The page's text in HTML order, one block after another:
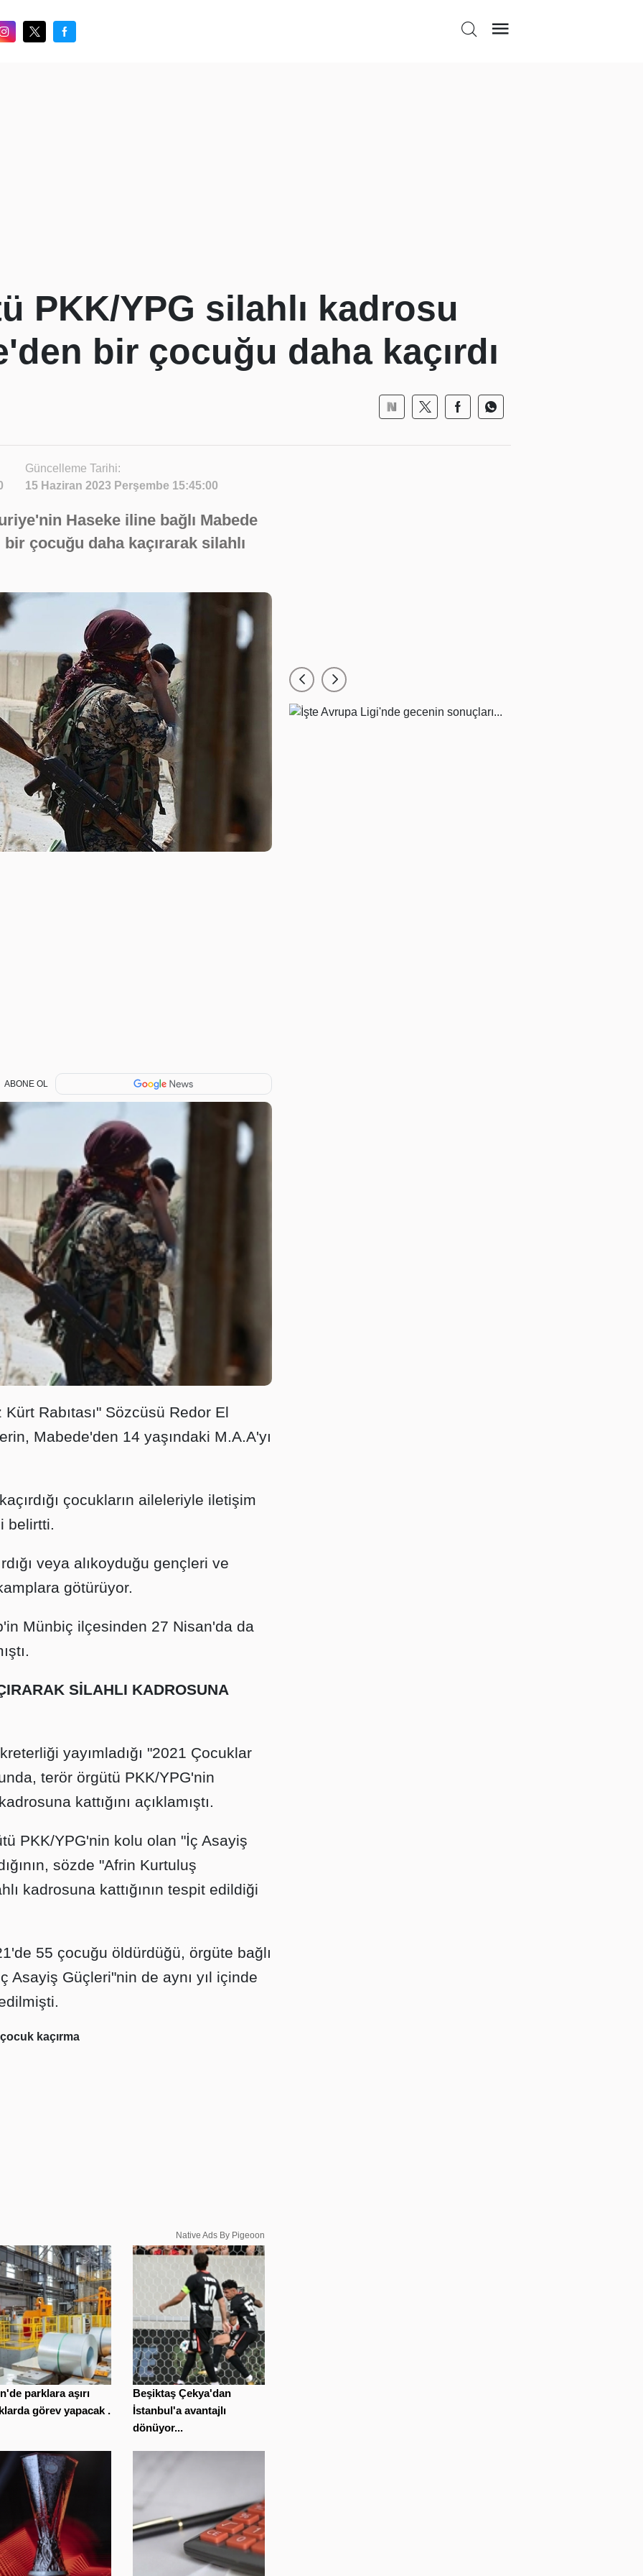
PKK/YPG silahlı kadrosu
bir çocuğu daha kaçırdı
Güncelleme Tarihi:
15 Haziran 2023 Perşembe 15:45:00
Haseke iline bağlı Mabede
çocuğu daha kaçırarak silahlı
ABONE OL
Rabıtası" Sözcüsü Redor El
Mabede'den 14 yaşındaki M.A.A'yı
çocukların aileleriyle iletişim
belirtti.
veya alıkoyduğu gençleri ve
götürüyor.
Münbiç ilçesinden 27 Nisan'da da
SİLAHLI KADROSUNA
yayımladığı "2021 Çocuklar
terör örgütü PKK/YPG'nin
kattığını açıklamıştı.
PKK/YPG'nin kolu olan "İç Asayiş
sözde "Afrin Kurtuluş
kadrosuna kattığının tespit edildiği
55 çocuğu öldürdüğü, örgüte bağlı
Asayiş Güçleri"nin de aynı yıl içinde
kaçırma
Native Ads By Pigeoon
parklara aşırı
görev yapacak ...
Beşiktaş Çekya'dan
İstanbul'a avantajlı
dönüyor...